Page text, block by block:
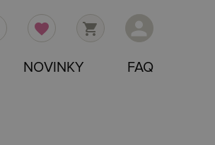
person
shopping_cart
favorite
NOVINKY FAQ